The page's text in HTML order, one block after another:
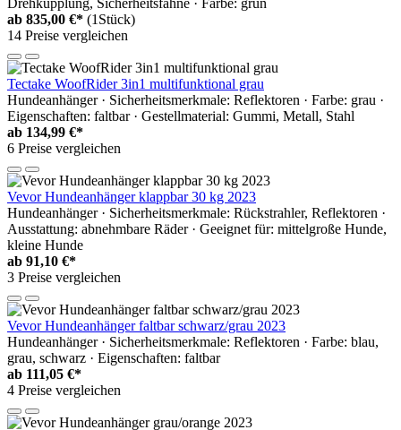
Drehkupplung, Sicherheitsfahne · Farbe: grün
ab 835,00 €* (1Stück)
14 Preise vergleichen
Tectake WoofRider 3in1 multifunktional grau
Hundeanhänger · Sicherheitsmerkmale: Reflektoren · Farbe: grau ·
Eigenschaften: faltbar · Gestellmaterial: Gummi, Metall, Stahl
ab 134,99 €*
6 Preise vergleichen
Vevor Hundeanhänger klappbar 30 kg 2023
Hundeanhänger · Sicherheitsmerkmale: Rückstrahler, Reflektoren ·
Ausstattung: abnehmbare Räder · Geeignet für: mittelgroße Hunde,
kleine Hunde
ab 91,10 €*
3 Preise vergleichen
Vevor Hundeanhänger faltbar schwarz/grau 2023
Hundeanhänger · Sicherheitsmerkmale: Reflektoren · Farbe: blau,
grau, schwarz · Eigenschaften: faltbar
ab 111,05 €*
4 Preise vergleichen